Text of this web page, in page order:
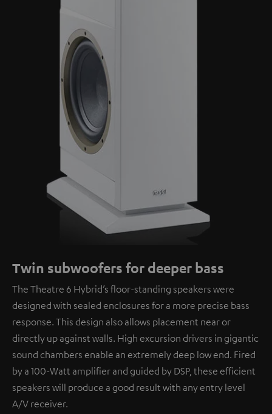
Twin subwoofers for deeper bass
The Theatre 6 Hybrid’s floor-standing speakers were
designed with sealed enclosures for a more precise bass
response. This design also allows placement near or
directly up against walls. High excursion drivers in gigantic
sound chambers enable an extremely deep low end. Fired
by a 100-Watt amplifier and guided by DSP, these efficient
speakers will produce a good result with any entry level
A/V receiver.